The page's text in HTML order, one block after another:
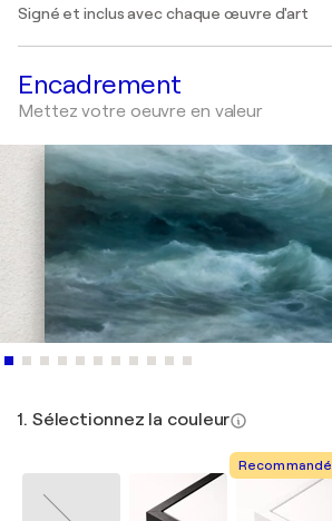
Signé et inclus avec chaque œuvre d'art
Encadrement
Mettez votre oeuvre en valeur
1. Sélectionnez la couleur
Recommandé